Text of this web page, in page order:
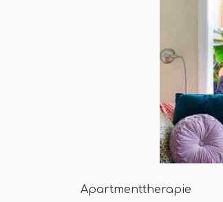
Apartmenttherapie